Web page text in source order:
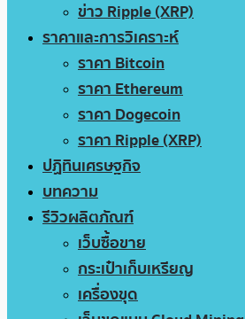
ข่าว Ripple (XRP)
ราคาและการวิเคราะห์
ราคา Bitcoin
ราคา Ethereum
ราคา Dogecoin
ราคา Ripple (XRP)
ปฏิทินเศรษฐกิจ
บทความ
รีวิวผลิตภัณฑ์
เว็บซื้อขาย
กระเป๋าเก็บเหรียญ
เครื่องขุด